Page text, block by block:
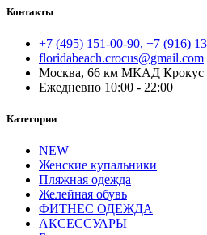
Контакты
+7 (495) 151-00-90, +7 (916)
floridabeach.crocus@gmail.com
Москва, 66 км МКАД
Ежедневно 10:00 - 22:00
Категории
NEW
Женские купальники
Пляжная одежда
Желейная обувь
ФИТНЕС ОДЕЖДА
АКСЕССУАРЫ